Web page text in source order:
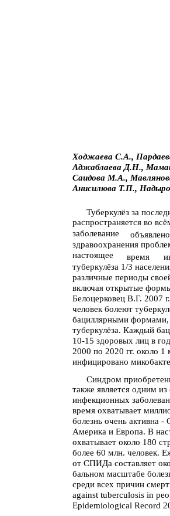
Ходжаева С.А.,
Аджаблаева Д.Н.,
Саидова М.А.,
Анисилюва Т.П.,
Туберкулёз за
распространяется во
заболевание
объявлено
здравоохранения
настоящее
время
туберкулёза 1/3
различные периоды
включая открытые
Белоцерковец В.Г. 2007
человек болеют
бациллярными
туберкулёза. Каждый
10-15 здоровых лиц в
2000 по 2020 гг. около 1
инфицировано
Синдром
также является одним
инфекционных
время охватывает
болезнь очень активна
Америка и Европа. В
охватывает около 180
более 60 млн. человек.
от СПИДа составляет
бальном масштабе
среди всех причин
against tuberculosis in
Epidemiological Record